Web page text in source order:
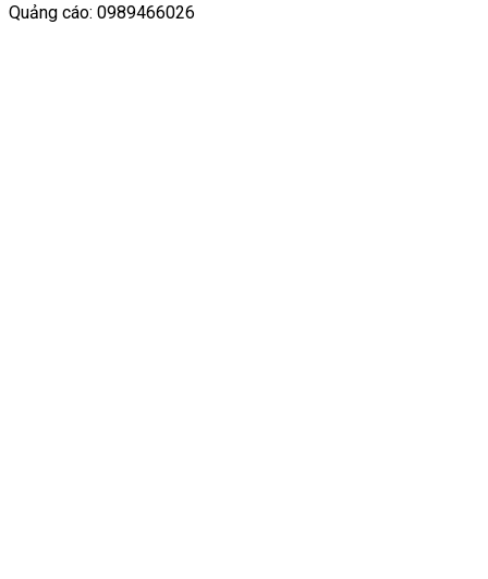
Quảng cáo: 0989466026